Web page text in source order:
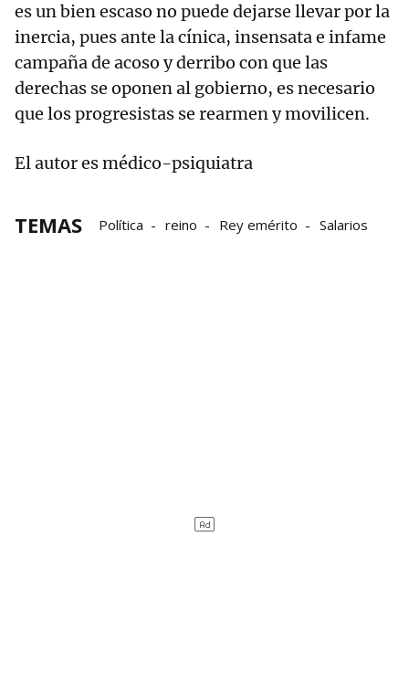
es un bien escaso no puede dejarse llevar por la
inercia, pues ante la cínica, insensata e infame
campaña de acoso y derribo con que las
derechas se oponen al gobierno, es necesario
que los progresistas se rearmen y movilicen.
El autor es médico-psiquiatra
TEMAS Política reino Rey emérito Salarios